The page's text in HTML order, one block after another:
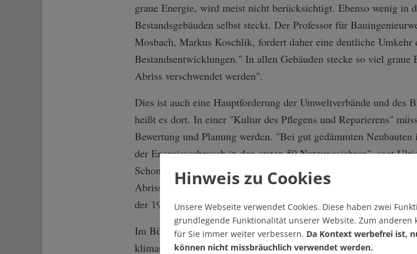
graue Energie, wird meist nicht berücksichtigt. Ebenso wenig
Bestandsgebäuden selbst steckt. Der Professor für
Mosbach, Markus Koschlik, fordert daher eine deutliche
Bestandsentwicklungen." In allen Gebäuden stecke so viel
Abriss verschwendet werden".
Dies ist auch eine Hauptforderung der Umweltverbände und des
heißt es dort. In einer "Kultur des Pflegens und Reparierens"
Bewertung und Planung werden. "Bei gut gedämmten
der Energieverbrauch in den ersten 50 Nutzungsjahren", sagt
Schon heute ist graue Energie für die Hälfte der CO2-
Abriss und Neubau ließen sich mit energetischen
der 1950er-Jahre mehr als die Hälfte der grauen Energie
Im Bündnis "Bauwende" haben sich daher mehrere Verbände
klimaschützendes Bauen zusammengeschlossen. Würden weiter
Hinweis zu Cookies
Unsere Webseite verwendet Cookies. Diese haben zwei
grundlegende Funktionalität unserer Website. Zum
für Sie immer weiter verbessern. Da Kontext werbefrei ist,
können nicht missbräuchlich verwendet werden.